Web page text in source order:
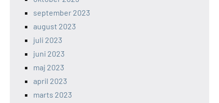
september 2023
august 2023
juli 2023
juni 2023
maj 2023
april 2023
marts 2023